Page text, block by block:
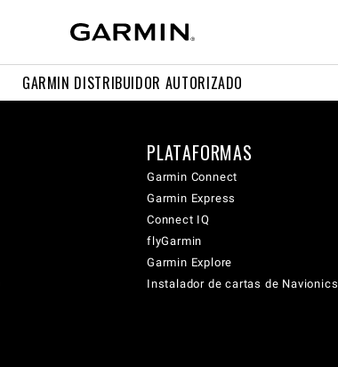
GARMIN DISTRIBUIDOR AUTORIZADO
PLATAFORMAS
Garmin Connect
Garmin Express
Connect IQ
flyGarmin
Garmin Explore
Instalador de cartas de Navionics